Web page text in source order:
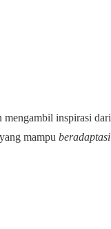
mengambil inspirasi dari
mampu beradaptasi